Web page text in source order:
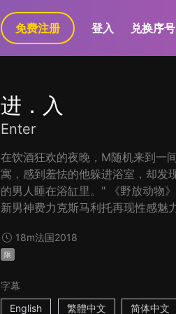
免费注册 登入 兑换序号
进．入
Enter
在饮酒狂欢的夜晚，M随机来到一
寓，感到羞怯的他躲进浴室，却发
的男人睡在浴缸里。" 《野放动物
新男神费力克斯马利托再现性感魅
18m法国2018
限
字幕
English
繁體中文 简体中文